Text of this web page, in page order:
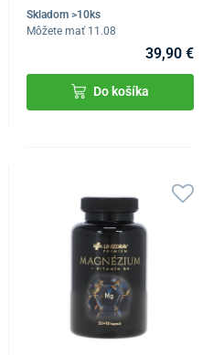
Skladom >10ks
Môžete mať 11.08
39,90 €
Do košíka